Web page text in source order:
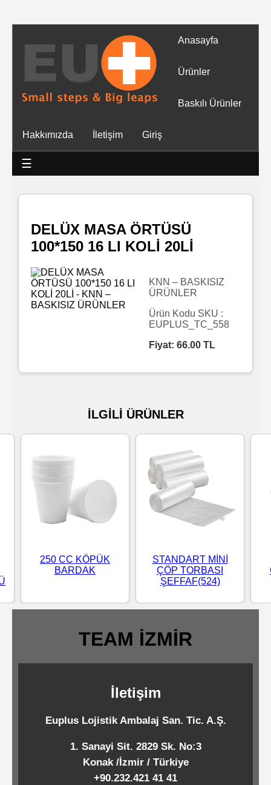
Anasayfa
Ürünler
Baskılı Ürünler
Hakkımızda İletişim Giriş
☰
Tüm
Ürünler
Mendiller
Baskılı
Islak
Rulo
Mendil
Islak
Su
Kolonyalı
Mendiller
Standart
Islak
Pipetler
Temizlik
Kimyasalları
DELÜX MASA ÖRTÜSÜ
100*150 16 LI KOLİ 20Lİ
KNN – BASKISIZ
ÜRÜNLER
Ürün Kodu SKU :
EUPLUS_TC_558
Fiyat: 66.00 TL
İLGİLİ ÜRÜNLER
250 CC KÖPÜK
BARDAK
STANDART MİNİ
ÇÖP TORBASI
ŞEFFAF(524)
TEAM İZMİR
İletişim
Euplus Lojistik Ambalaj San. Tic. A.Ş.
1. Sanayi Sit. 2829 Sk. No:3
Konak /İzmir / Türkiye
+90.232.421 41 41